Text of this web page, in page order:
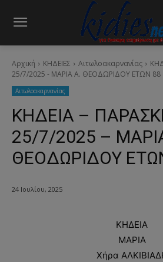
Αρχική ΚΗΔΕΙΕΣ Aιτωλοακαρνανίας
25/7/2025 - ΜΑΡΙΑ Α. ΘΕΟΔΩΡΙΔΟΥ ΕΤΩΝ 88
Aιτωλοακαρνανίας
ΚΗΔΕΙΑ –
25/7/2025 –
ΘΕΟΔΩΡΙΔΟΥ
24 Ιουλίου, 2025
ΚΗΔΕΙΑ
ΜΑΡΙΑ
Χήρα